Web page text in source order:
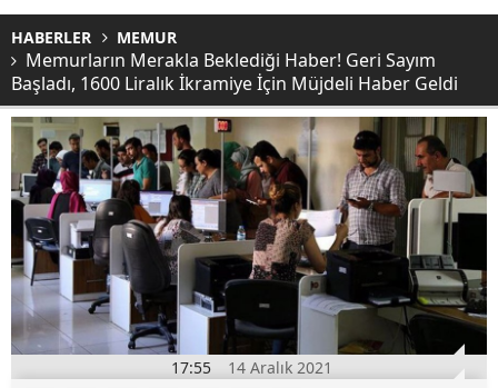
HABERLER MEMUR
Memurların Merakla Beklediği Haber! Geri Sayım
Başladı, 1600 Liralık İkramiye İçin Müjdeli Haber Geldi
17:55 14 Aralık 2021